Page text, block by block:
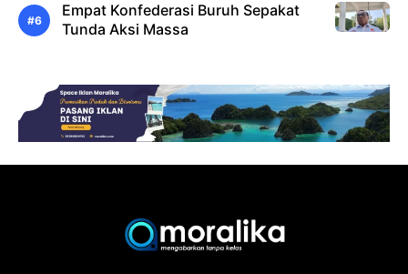
Empat Konfederasi Buruh Sepakat
Tunda Aksi Massa